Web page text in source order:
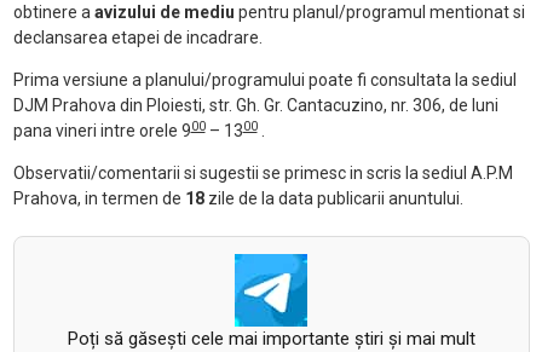
obtinere aavizului de mediu pentru planul/programul mentionat si
declansarea etapei de incadrare.
Prima versiune a planului/programului poate fi consultata la sediul
DJM Prahova din Ploiesti, str. Gh. Gr. Cantacuzino, nr. 306, de luni
pana vineri intre orele 900– 1300.
Observatii/comentarii si sugestii se primesc in scris la sediul A.P.M
Prahova, in termen de 18 zile de la data publicarii anuntului.
Poți să găsești cele mai importante știri și mai mult